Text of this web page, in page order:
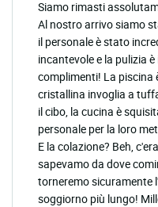
Siamo rimasti
Al nostro arrivo siamo
il personale è stato
incantevole e la pulizia
complimenti! La piscina
cristallina invoglia a
il cibo, la cucina è
personale per la loro
E la colazione? Beh,
sapevamo da dove
torneremo sicuramente
soggiorno più lungo!